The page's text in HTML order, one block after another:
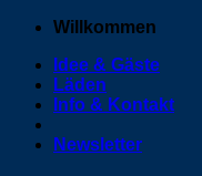
Zum
springen
Willkommen
Idee & Gäste
Läden
Info & Kontakt
Newsletter